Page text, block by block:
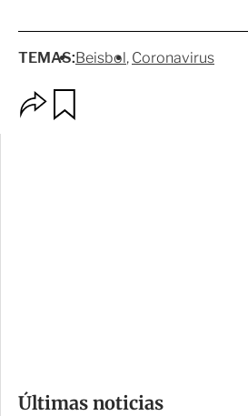
TEMAS:Beisbol Coronavirus
p
m
Últimas noticias